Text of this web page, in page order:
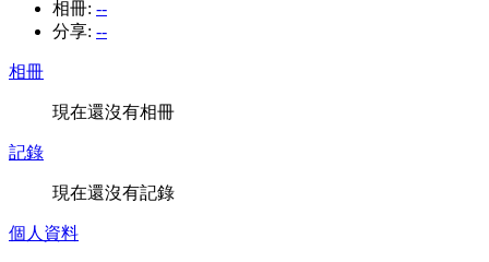
相冊: --
分享: --
相冊
現在還沒有相冊
記錄
現在還沒有記錄
個人資料